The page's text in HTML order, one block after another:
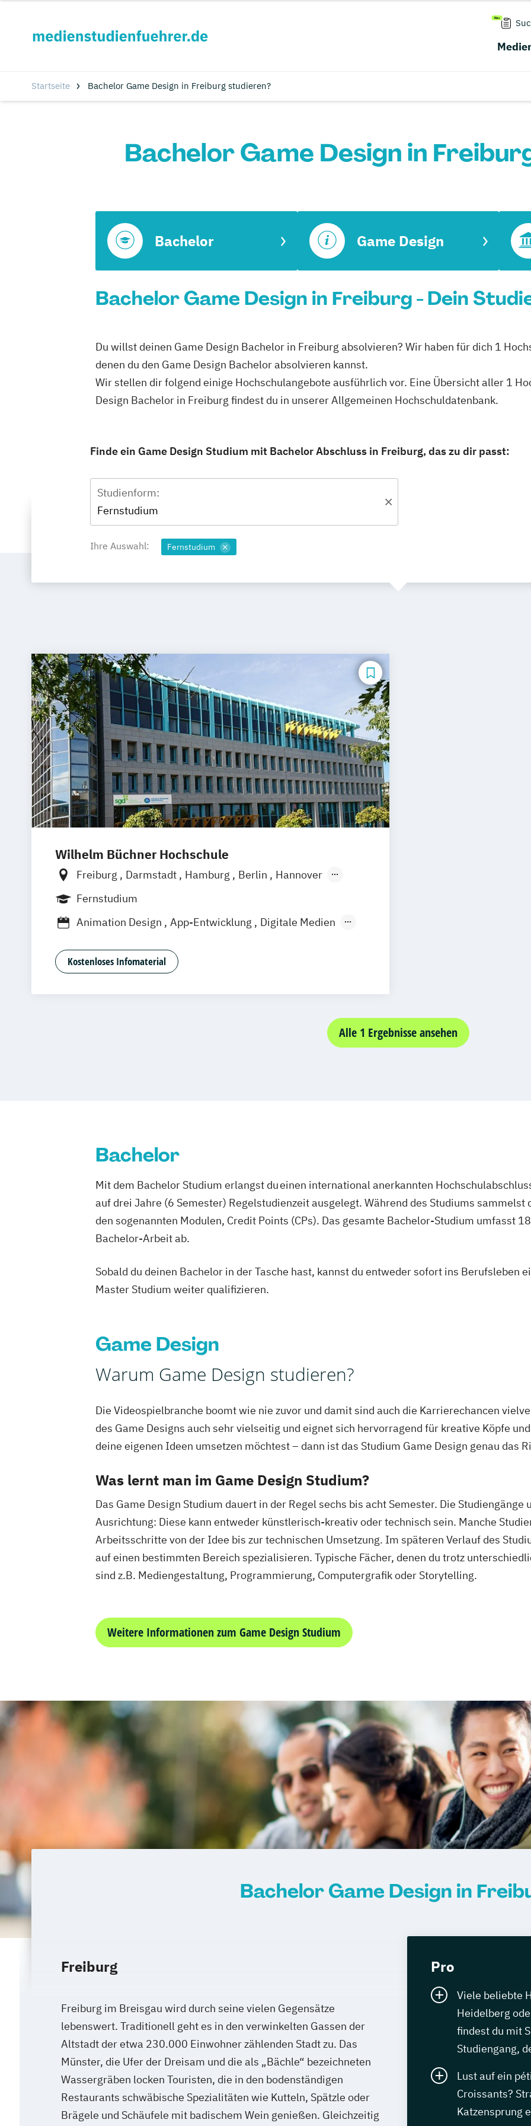
Startseite Bachelor Game Design in Freiburg studieren?
Bachelor Game Design in
Bachelor Game Design
Bachelor Game Design in Freiburg - Dein
Du willst deinen Game Design Bachelor in Freiburg absolvieren? Wir haben für dich 1
denen du den Game Design Bachelor absolvieren kannst.
Wir stellen dir folgend einige Hochschulangebote ausführlich vor. Eine Übersicht aller 1
Design Bachelor in Freiburg findest du in unserer Allgemeinen Hochschuldatenbank.
Finde ein Game Design Studium mit Bachelor Abschluss in Freiburg, das zu dir passt:
Studienform:
Fernstudium
Ihre Auswahl: Fernstudium
Wilhelm Büchner Hochschule
Freiburg Darmstadt Hamburg Berlin
Hannover
Bonn
Nürnberg
Fernstudium
Animation Design
App-Entwicklung
Digitale Medien
Kommunikationsdesign
Kostenloses Infomaterial
Alle 1 Ergebnisse ansehen
Bachelor
Mit dem Bachelor Studium erlangst du einen international anerkannten
auf drei Jahre (6 Semester) Regelstudienzeit ausgelegt. Während des Studiums sammelst
den sogenannten Modulen, Credit Points (CPs). Das gesamte Bachelor-Studium umfasst
Bachelor-Arbeit ab.
Sobald du deinen Bachelor in der Tasche hast, kannst du entweder sofort ins Berufsleben
Master Studium weiter qualifizieren.
Game Design
Warum Game Design studieren?
Die Videospielbranche boomt wie nie zuvor und damit sind auch die Karrierechancen
des Game Designs auch sehr vielseitig und eignet sich hervorragend für kreative Köpfe
deine eigenen Ideen umsetzen möchtest – dann ist das Studium Game Design genau das
Was lernt man im Game Design Studium?
Das Game Design Studium dauert in der Regel sechs bis acht Semester. Die
Ausrichtung: Diese kann entweder künstlerisch-kreativ oder technisch sein. Manche
Arbeitsschritte von der Idee bis zur technischen Umsetzung. Im späteren Verlauf des
auf einen bestimmten Bereich spezialisieren. Typische Fächer, denen du trotz
sind z.B. Mediengestaltung, Programmierung, Computergrafik oder Storytelling.
Weitere Informationen zum Game Design Studium
Bachelor Game Design in
Freiburg
Freiburg im Breisgau wird durch seine vielen Gegensätze
lebenswert. Traditionell geht es in den verwinkelten Gassen der
Altstadt der etwa 230.000 Einwohner zählenden Stadt zu. Das
Münster, die Ufer der Dreisam und die als „Bächle“ bezeichneten
Wassergräben locken Touristen, die in den bodenständigen
Restaurants schwäbische Spezialitäten wie Kutteln, Spätzle oder
Brägele und Schäufele mit badischem Wein genießen. Gleichzeitig
Pro
Viele beliebte
Heidelberg
findest du mit
Studiengang,
Lust auf ein
Croissants?
Katzensprung